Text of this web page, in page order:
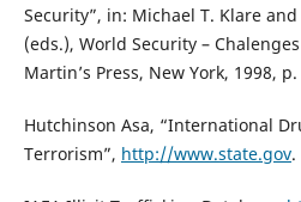
Security”, in: Michael T. Klare
(eds.), World Security –
Martin’s Press, New York, 1998, p.
Hutchinson Asa, “International
Terrorism”, http://www.state.gov.